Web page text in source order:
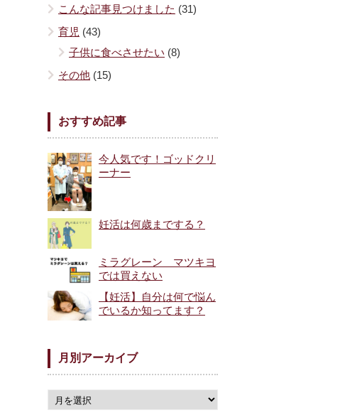
こんな記事見つけました (31)
育児 (43)
子供に食べさせたい (8)
その他 (15)
おすすめ記事
今人気です！ゴッドクリ
ーナー
妊活は何歳までする？
ミラグレーン マツキヨ
では買えない
【妊活】自分は何で悩ん
でいるか知ってます？
月別アーカイブ